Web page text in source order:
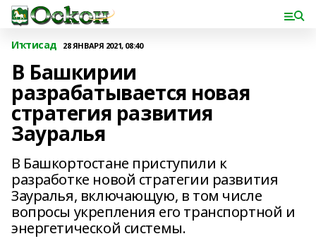
Иҡтисад 28 ЯНВАРЯ 2021, 08:40
В Башкирии
разрабатывается новая
стратегия развития
Зауралья
В Башкортостане приступили к
разработке новой стратегии развития
Зауралья, включающую, в том числе
вопросы укрепления его транспортной и
энергетической системы.